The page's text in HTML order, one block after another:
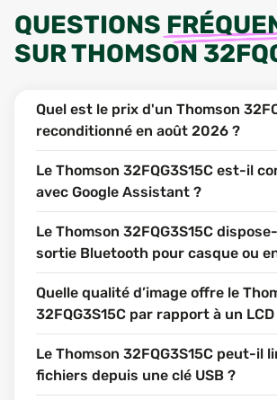
QUESTIONS
SURTHOMSON
Quel est le prix d'un Thomson
reconditionné en août 2026 ?
Le Thomson 32FQG3S15C est-il
avec Google Assistant ?
Le Thomson 32FQG3S15C
sortie Bluetooth pour casque ou
Quelle qualité d’image offre le
32FQG3S15C par rapport à un
Le Thomson 32FQG3S15C peut-il
fichiers depuis une clé USB ?